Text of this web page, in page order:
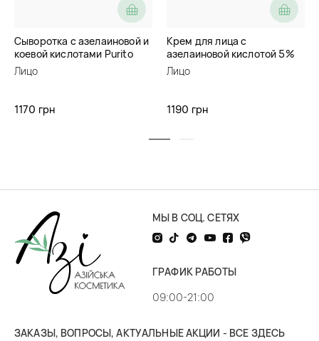
Сыворотка с азелаиновой и
коевой кислотами Purito
Seoul Azelaic Acid 10 Kojic
Tea Tree Serum
Лицо
1170 грн
Крем для лица с
азелаиновой кислотой 5%
Skin&Lab Azelaic Acid
Balancing Moisturizer
Лицо
1190 грн
МЫ В СОЦ. СЕТЯХ
ГРАФИК РАБОТЫ
09:00-21:00
ЗАКАЗЫ, ВОПРОСЫ, АКТУАЛЬНЫЕ АКЦИИ - ВСЕ ЗДЕСЬ